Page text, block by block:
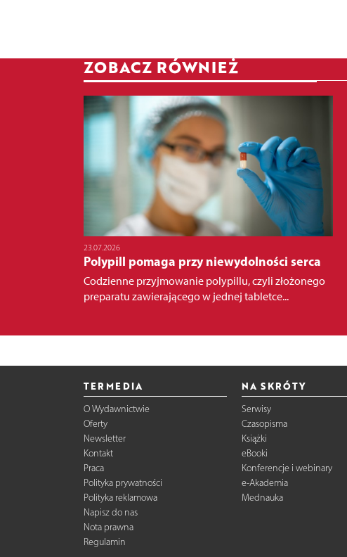
ZOBACZ RÓWNIEŻ
23.07.2026
Polypill pomaga przy niewydolności serca
Codzienne przyjmowanie polypillu, czyli złożonego
preparatu zawierającego w jednej tabletce...
TERMEDIA
O Wydawnictwie
Oferty
Newsletter
Kontakt
Praca
Polityka prywatności
Polityka reklamowa
Napisz do nas
Nota prawna
Regulamin
NA SKRÓTY
Serwisy
Czasopisma
Książki
eBooki
Konferencje i webinary
e-Akademia
Mednauka